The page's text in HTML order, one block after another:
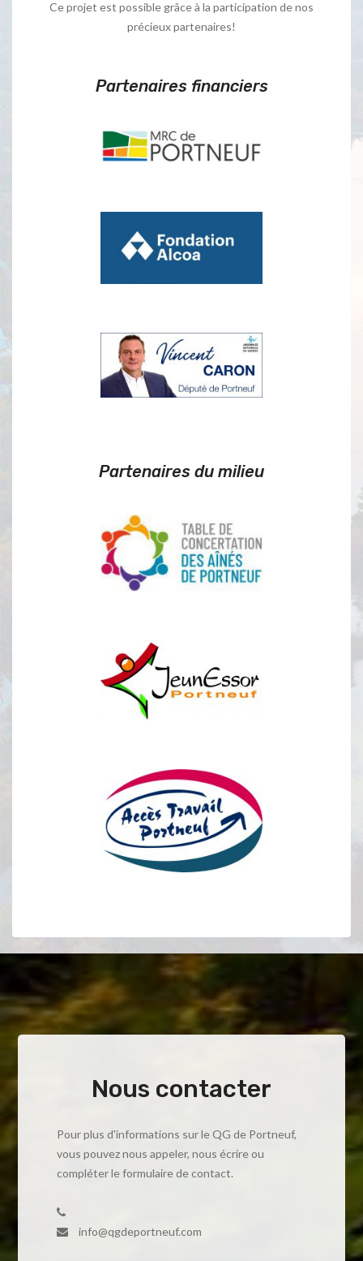
Ce projet est possible grâce à la participation de nos
précieux partenaires!
Partenaires financiers
Partenaires du milieu
Nous contacter
Pour plus d'informations sur le QG de Portneuf,
vous pouvez nous appeler, nous écrire ou
compléter le formulaire de contact.
info@qgdeportneuf.com